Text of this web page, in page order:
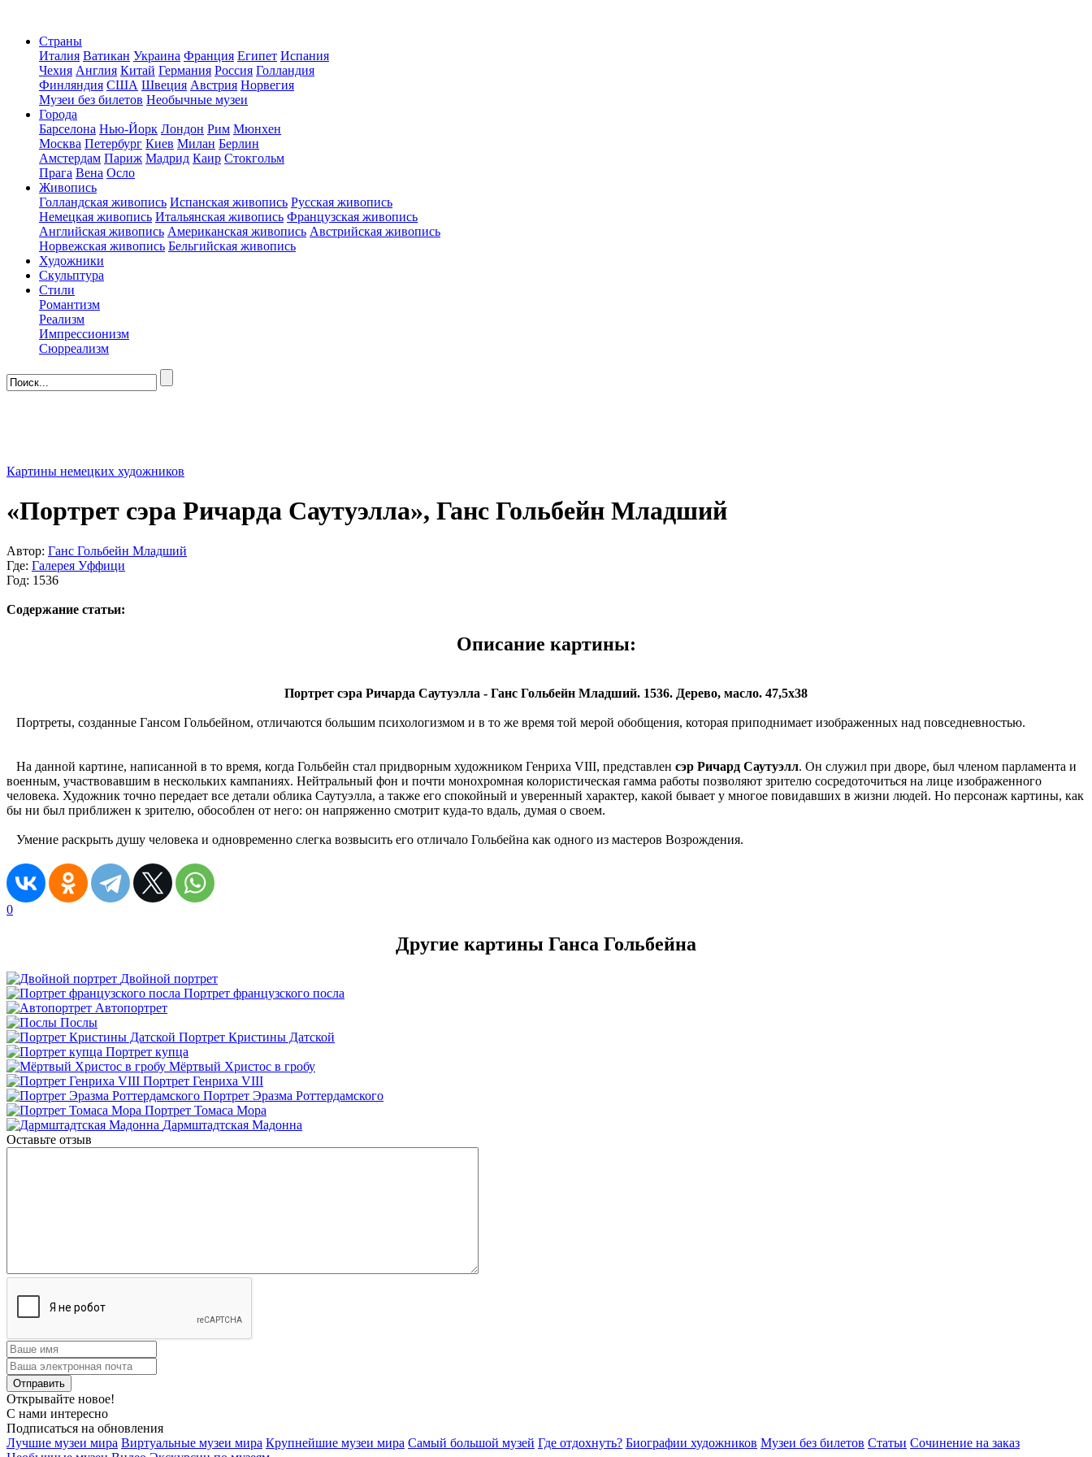
Страны
Италия Ватикан Украина Франция Египет Испания
Чехия Англия Китай Германия Россия Голландия
Финляндия США Швеция Австрия Норвегия
Музеи без билетов Необычные музеи
Города
Барселона Нью-Йорк Лондон Рим Мюнхен
Москва Петербург Киев Милан Берлин
Амстердам Париж Мадрид Каир Стокгольм
Прага Вена Осло
Живопись
Голландская живопись Испанская живопись Русская живопись
Немецкая живопись Итальянская живопись Французская живопись
Английская живопись Американская живопись Австрийская живопись
Норвежская живопись Бельгийская живопись
Художники
Скульптура
Стили
Романтизм
Реализм
Импрессионизм
Сюрреализм
Картины немецких художников
«Портрет сэра Ричарда Саутуэлла», Ганс Гольбейн Младший
Автор: Ганс Гольбейн Младший
Где: Галерея Уффици
Год: 1536
Содержание статьи:
Описание картины:
Портрет сэра Ричарда Саутуэлла - Ганс Гольбейн Младший. 1536. Дерево, масло. 47,5х38
Портреты, созданные Гансом Гольбейном, отличаются большим психологизмом и в то же время той мерой обобщения, которая приподнимает изображенных над повседневностью.
На данной картине, написанной в то время, когда Гольбейн стал придворным художником Генриха VIII, представлен сэр Ричард Саутуэлл. Он служил при дворе, был членом парламента и
военным, участвовавшим в нескольких кампаниях. Нейтральный фон и почти монохромная колористическая гамма работы позволяют зрителю сосредоточиться на лице изображенного
человека. Художник точно передает все детали облика Саутуэлла, а также его спокойный и уверенный характер, какой бывает у многое повидавших в жизни людей. Но персонаж картины, как
бы ни был приближен к зрителю, обособлен от него: он напряженно смотрит куда-то вдаль, думая о своем.
Умение раскрыть душу человека и одновременно слегка возвысить его отличало Гольбейна как одного из мастеров Возрождения.
0
Другие картины Ганса Гольбейна
Двойной портрет
Портрет французского посла
Автопортрет
Послы
Портрет Кристины Датской
Портрет купца
Мёртвый Христос в гробу
Портрет Генриха VIII
Портрет Эразма Роттердамского
Портрет Томаса Мора
Дармштадтская Мадонна
Оставьте отзыв
Открывайте новое!
С нами интересно
Подписаться на обновления
Лучшие музеи мира Виртуальные музеи мира Крупнейшие музеи мира Самый большой музей Где отдохнуть? Биографии художников Музеи без билетов Статьи Сочинение на заказ